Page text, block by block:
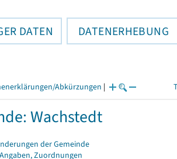
DATEN DATENERHEBUNG
Abkürzungen |
Wachstedt
der Gemeinde
Zuordnungen